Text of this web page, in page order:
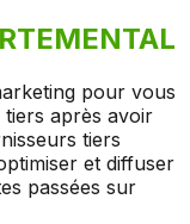
pour vous
tiers après avoir
tiers
et diffuser
passées sur